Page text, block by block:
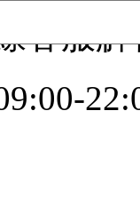
客服解